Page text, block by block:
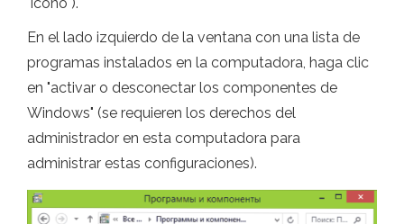
En el lado izquierdo de la ventana con una lista de
programas instalados en la computadora, haga clic
en "activar o desconectar los componentes de
Windows" (se requieren los derechos del
administrador en esta computadora para
administrar estas configuraciones).